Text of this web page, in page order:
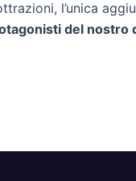
l’unica
del nostro